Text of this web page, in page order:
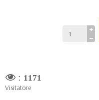
: 1171
Visitatore